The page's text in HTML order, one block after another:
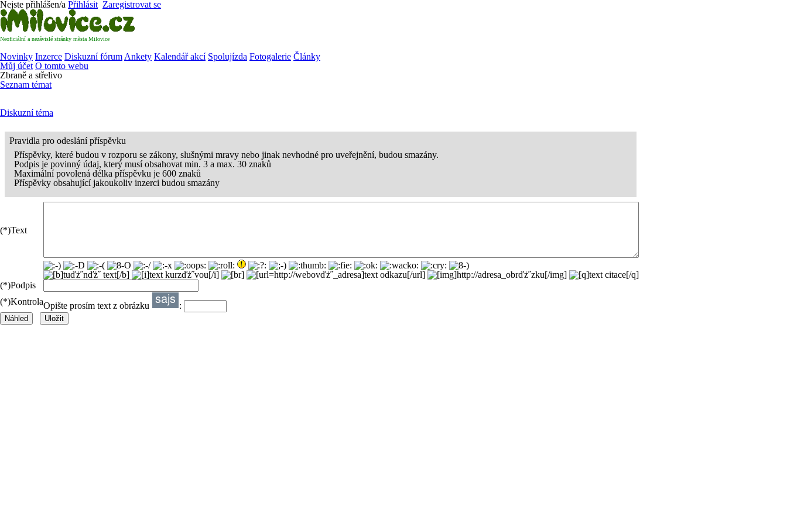
Nejste přihlášen/a Přihlásit Zaregistrovat se
Neoficiální a nezávislé stránky města Milovice
Novinky Inzerce Diskuzní fórum Ankety Kalendář akcí Spolujízda Fotogalerie Články
Můj účet O tomto webu
Zbraně a střelivo
Seznam témat
Diskuzní téma
Pravidla pro odeslání příspěvku
Příspěvky, které budou v rozporu se zákony, slušnými mravy nebo jinak nevhodné pro uveřejnění, budou smazány.
Podpis je povinný údaj, který musí obsahovat min. 3 a max. 30 znaků
Maximální povolená délka příspěvku je 600 znaků
Příspěvky obsahující jakoukoliv inzerci budou smazány
(*)Text
(*)Podpis
(*)KontrolaOpište prosím text z obrázku :